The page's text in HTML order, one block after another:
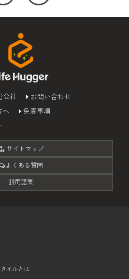
会社
お問い合わせ
へ
免責事項
サイトマップ
よくある質問
用語集
イルとは